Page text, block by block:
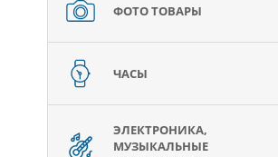
ФОТО ТОВАРЫ
ЧАСЫ
ЭЛЕКТРОНИКА,
МУЗЫКАЛЬНЫЕ